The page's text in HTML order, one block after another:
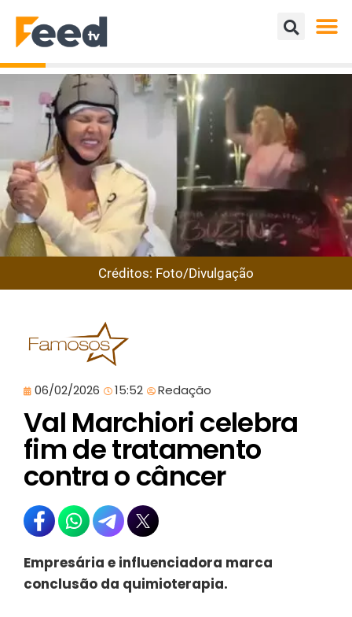
Créditos: Foto/Divulgação
06/02/2026 15:52 Redação
Val Marchiori celebra
fim de tratamento
contra o câncer
Empresária e influenciadora marca
conclusão da quimioterapia.